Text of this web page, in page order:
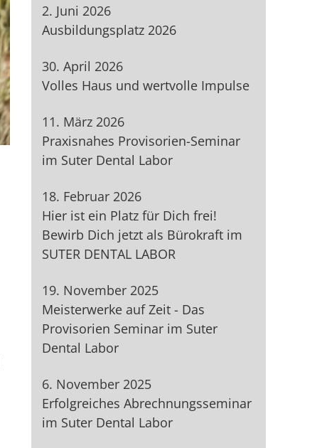
2. Juni 2026
Ausbildungsplatz 2026
30. April 2026
Volles Haus und wertvolle Impulse
11. März 2026
Praxisnahes Provisorien-Seminar
im Suter Dental Labor
18. Februar 2026
Hier ist ein Platz für Dich frei!
Bewirb Dich jetzt als Bürokraft im
SUTER DENTAL LABOR
19. November 2025
Meisterwerke auf Zeit - Das
Provisorien Seminar im Suter
Dental Labor
6. November 2025
Erfolgreiches Abrechnungsseminar
im Suter Dental Labor